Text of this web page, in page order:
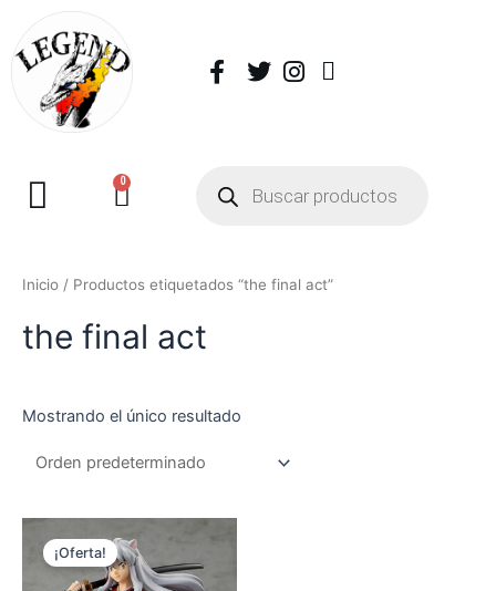
0
Inicio / Productos etiquetados “the final act”
the final act
Mostrando el único resultado
¡Oferta!